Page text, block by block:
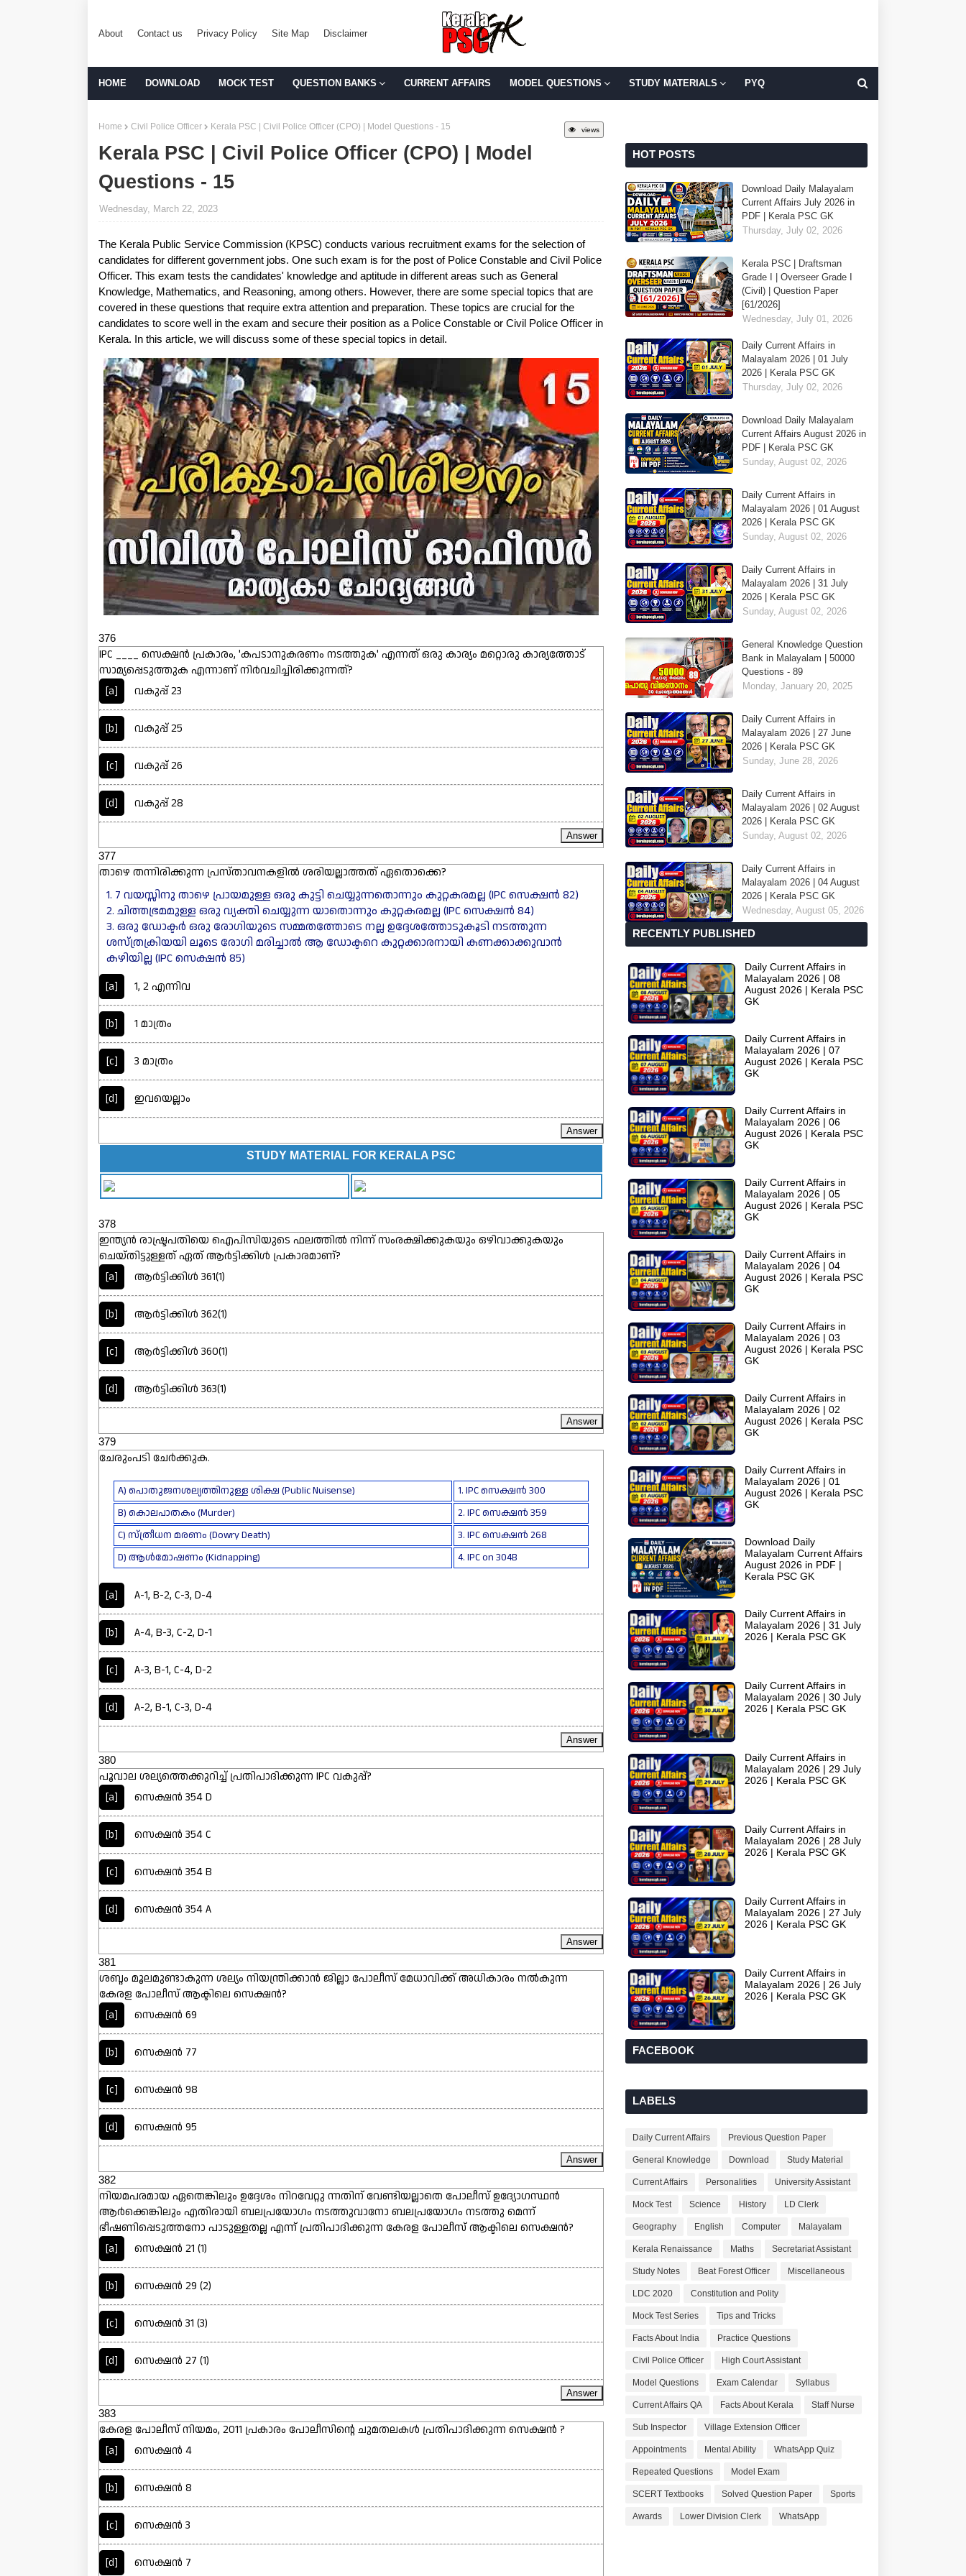
About Contact us Privacy Policy Site Map Disclaimer
HOME DOWNLOAD MOCK TEST QUESTION BANKS CURRENT AFFAIRS MODEL QUESTIONS STUDY MATERIALS PYQ
views
Home Civil Police Officer Kerala PSC | Civil Police Officer (CPO) | Model Questions - 15
Kerala PSC | Civil Police Officer (CPO) | Model
Questions - 15
Wednesday, March 22, 2023
The Kerala Public Service Commission (KPSC) conducts various recruitment exams for the selection of
candidates for different government jobs. One such exam is for the post of Police Constable and Civil Police
Officer. This exam tests the candidates' knowledge and aptitude in different areas such as General
Knowledge, Mathematics, and Reasoning, among others. However, there are some special topics that are
covered in these questions that require extra attention and preparation. These topics are crucial for the
candidates to score well in the exam and secure their position as a Police Constable or Civil Police Officer in
Kerala. In this article, we will discuss some of these special topics in detail.
376
IPC ____ സെക്ഷൻ പ്രകാരം, 'കപടാനുകരണം നടത്തുക' എന്നത് ഒരു കാര്യം മറ്റൊരു കാര്യത്തോട്
സാമ്യപ്പെടുത്തുക എന്നാണ് നിർവചിച്ചിരിക്കുന്നത്?
[a]
വകുപ്പ് 23
[b] വകുപ്പ് 25
[c] വകുപ്പ് 26
[d] വകുപ്പ് 28
377
താഴെ തന്നിരിക്കുന്ന പ്രസ്താവനകളിൽ ശരിയല്ലാത്തത് ഏതൊക്കെ?
1. 7 വയസ്സിനു താഴെ പ്രായമുള്ള ഒരു കുട്ടി ചെയ്യുന്നതൊന്നും കുറ്റകരമല്ല (IPC സെക്ഷൻ 82)
2. ചിത്തഭ്രമമുള്ള ഒരു വ്യക്തി ചെയ്യുന്ന യാതൊന്നും കുറ്റകരമല്ല (IPC സെക്ഷൻ 84)
3. ഒരു ഡോക്ടർ ഒരു രോഗിയുടെ സമ്മതത്തോടെ നല്ല ഉദ്ദേശത്തോടുകൂടി നടത്തുന്ന
ശസ്ത്രക്രിയയി ലൂടെ രോഗി മരിച്ചാൽ ആ ഡോക്ടറെ കുറ്റക്കാരനായി കണക്കാക്കുവാൻ
കഴിയില്ല (IPC സെക്ഷൻ 85)
[a] 1, 2 എന്നിവ
[b] 1 മാത്രം
[c] 3 മാത്രം
[d] ഇവയെല്ലാം
STUDY MATERIAL FOR KERALA PSC
378
ഇന്ത്യൻ രാഷ്ട്രപതിയെ ഐപിസിയുടെ ഫലത്തിൽ നിന്ന് സംരക്ഷിക്കുകയും ഒഴിവാക്കുകയും
ചെയ്തിട്ടുള്ളത് ഏത് ആർട്ടിക്കിൾ പ്രകാരമാണ്?
[a]
ആർട്ടിക്കിൾ 361(1)
[b] ആർട്ടിക്കിൾ 362(1)
[c] ആർട്ടിക്കിൾ 360(1)
[d] ആർട്ടിക്കിൾ 363(1)
379
ചേരുംപടി ചേർക്കുക.
A) പൊതുജനശല്യത്തിനുള്ള ശിക്ഷ (Public Nuisense)
1. IPC സെക്ഷൻ 300
B) കൊലപാതകം (Murder)
2. IPC സെക്ഷൻ 359
C) സ്ത്രീധന മരണം (Dowry Death)
3. IPC സെക്ഷൻ 268
D) ആൾമോഷണം (Kidnapping)
4. IPC on 304B
[a] A-1, B-2, C-3, D-4
[b] A-4, B-3, C-2, D-1
[c] A-3, B-1, C-4, D-2
[d] A-2, B-1, C-3, D-4
380
പൂവാല ശല്യത്തെക്കുറിച്ച് പ്രതിപാദിക്കുന്ന IPC വകുപ്പ്?
[a]
സെക്ഷൻ 354 D
[b] സെക്ഷൻ 354 C
[c] സെക്ഷൻ 354 B
[d] സെക്ഷൻ 354 A
381
ശബ്ദം മൂലമുണ്ടാകുന്ന ശല്യം നിയന്ത്രിക്കാൻ ജില്ലാ പോലീസ് മേധാവിക്ക് അധികാരം നൽകുന്ന
കേരള പോലീസ് ആക്ടിലെ സെക്ഷൻ?
[a]
സെക്ഷൻ 69
[b] സെക്ഷൻ 77
[c] സെക്ഷൻ 98
[d] സെക്ഷൻ 95
382
നിയമപരമായ ഏതെങ്കിലും ഉദ്ദേശം നിറവേറ്റു ന്നതിന് വേണ്ടിയല്ലാതെ പോലീസ് ഉദ്യോഗസ്ഥൻ
ആർക്കെങ്കിലും എതിരായി ബലപ്രയോഗം നടത്തുവാനോ ബലപ്രയോഗം നടത്തു മെന്ന്
ഭീഷണിപ്പെടുത്തനോ പാടുള്ളതല്ല എന്ന് പ്രതിപാദിക്കുന്ന കേരള പോലീസ് ആക്ടിലെ സെക്ഷൻ?
[a]
സെക്ഷൻ 21 (1)
[b] സെക്ഷൻ 29 (2)
[c] സെക്ഷൻ 31 (3)
[d] സെക്ഷൻ 27 (1)
383
കേരള പോലീസ് നിയമം, 2011 പ്രകാരം പോലീസിന്റെ ചുമതലകൾ പ്രതിപാദിക്കുന്ന സെക്ഷൻ ?
[a]
സെക്ഷൻ 4
[b] സെക്ഷൻ 8
[c] സെക്ഷൻ 3
[d] സെക്ഷൻ 7
HOT POSTS
Download Daily Malayalam
Current Affairs July 2026 in
PDF | Kerala PSC GK
Thursday, July 02, 2026
Kerala PSC | Draftsman
Grade I | Overseer Grade I
(Civil) | Question Paper
[61/2026]
Wednesday, July 01, 2026
Daily Current Affairs in
Malayalam 2026 | 01 July
2026 | Kerala PSC GK
Thursday, July 02, 2026
Download Daily Malayalam
Current Affairs August 2026 in
PDF | Kerala PSC GK
Sunday, August 02, 2026
Daily Current Affairs in
Malayalam 2026 | 01 August
2026 | Kerala PSC GK
Sunday, August 02, 2026
Daily Current Affairs in
Malayalam 2026 | 31 July
2026 | Kerala PSC GK
Sunday, August 02, 2026
General Knowledge Question
Bank in Malayalam | 50000
Questions - 89
Monday, January 20, 2025
Daily Current Affairs in
Malayalam 2026 | 27 June
2026 | Kerala PSC GK
Sunday, June 28, 2026
Daily Current Affairs in
Malayalam 2026 | 02 August
2026 | Kerala PSC GK
Sunday, August 02, 2026
Daily Current Affairs in
Malayalam 2026 | 04 August
2026 | Kerala PSC GK
Wednesday, August 05, 2026
RECENTLY PUBLISHED
Daily Current Affairs in
Malayalam 2026 | 08
August 2026 | Kerala PSC
GK
Daily Current Affairs in
Malayalam 2026 | 07
August 2026 | Kerala PSC
GK
Daily Current Affairs in
Malayalam 2026 | 06
August 2026 | Kerala PSC
GK
Daily Current Affairs in
Malayalam 2026 | 05
August 2026 | Kerala PSC
GK
Daily Current Affairs in
Malayalam 2026 | 04
August 2026 | Kerala PSC
GK
Daily Current Affairs in
Malayalam 2026 | 03
August 2026 | Kerala PSC
GK
Daily Current Affairs in
Malayalam 2026 | 02
August 2026 | Kerala PSC
GK
Daily Current Affairs in
Malayalam 2026 | 01
August 2026 | Kerala PSC
GK
Download Daily
Malayalam Current Affairs
August 2026 in PDF |
Kerala PSC GK
Daily Current Affairs in
Malayalam 2026 | 31 July
2026 | Kerala PSC GK
Daily Current Affairs in
Malayalam 2026 | 30 July
2026 | Kerala PSC GK
Daily Current Affairs in
Malayalam 2026 | 29 July
2026 | Kerala PSC GK
Daily Current Affairs in
Malayalam 2026 | 28 July
2026 | Kerala PSC GK
Daily Current Affairs in
Malayalam 2026 | 27 July
2026 | Kerala PSC GK
Daily Current Affairs in
Malayalam 2026 | 26 July
2026 | Kerala PSC GK
FACEBOOK
LABELS
Daily Current Affairs Previous Question Paper
General Knowledge Download Study Material
Current Affairs Personalities University Assistant
Mock Test Science History LD Clerk
Geography English Computer Malayalam
Kerala Renaissance Maths Secretariat Assistant
Study Notes Beat Forest Officer Miscellaneous
LDC 2020 Constitution and Polity
Mock Test Series Tips and Tricks
Facts About India Practice Questions
Civil Police Officer High Court Assistant
Model Questions Exam Calendar Syllabus
Current Affairs QA Facts About Kerala Staff Nurse
Sub Inspector Village Extension Officer
Appointments Mental Ability WhatsApp Quiz
Repeated Questions Model Exam
SCERT Textbooks Solved Question Paper Sports
Awards Lower Division Clerk WhatsApp